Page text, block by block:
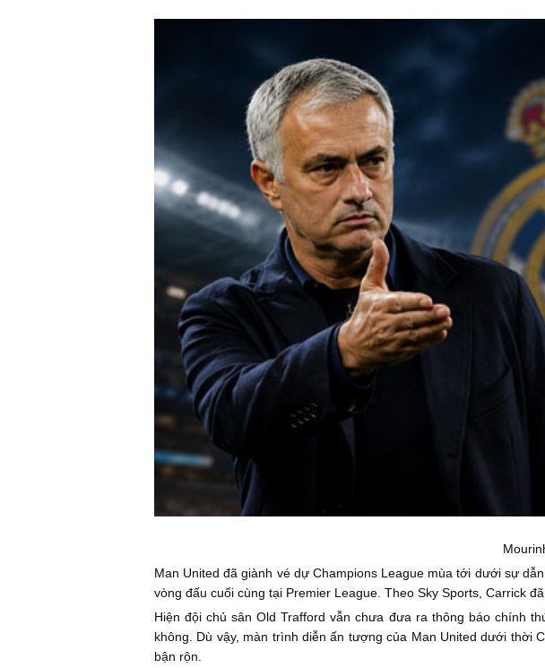
Man United đã giành vé dự Champions League mùa tới dưới sự
vòng đấu cuối cùng tại Premier League. Theo Sky Sports, Carrick
Hiện đội chủ sân Old Trafford vẫn chưa đưa ra thông báo chính
không. Dù vậy, màn trình diễn ấn tượng của Man United dưới thời
bận rộn.